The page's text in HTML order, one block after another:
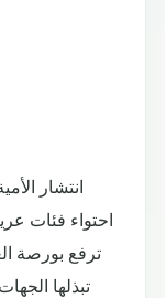
انتشار
احتواء فئات
ترفع بورصة
تبذلها